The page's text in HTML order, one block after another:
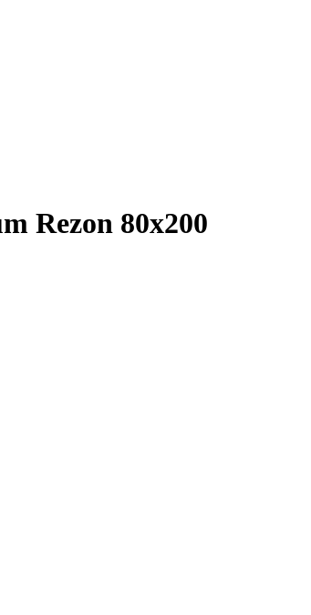
Rezon 80х200